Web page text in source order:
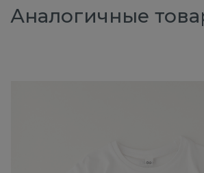
Аналогичные